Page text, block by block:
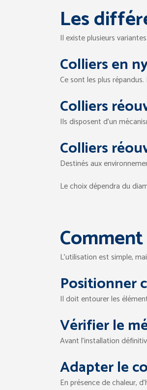
Les
Il existe plusieurs
Colliers en
Ce sont les plus
Colliers
Ils disposent d’un
Colliers
Destinés aux
Le choix dépendra du
L’utilisation est simple,
Positionner
Il doit entourer les
Vérifier le
Avant l’installation
Adapter le
En présence de chaleur,